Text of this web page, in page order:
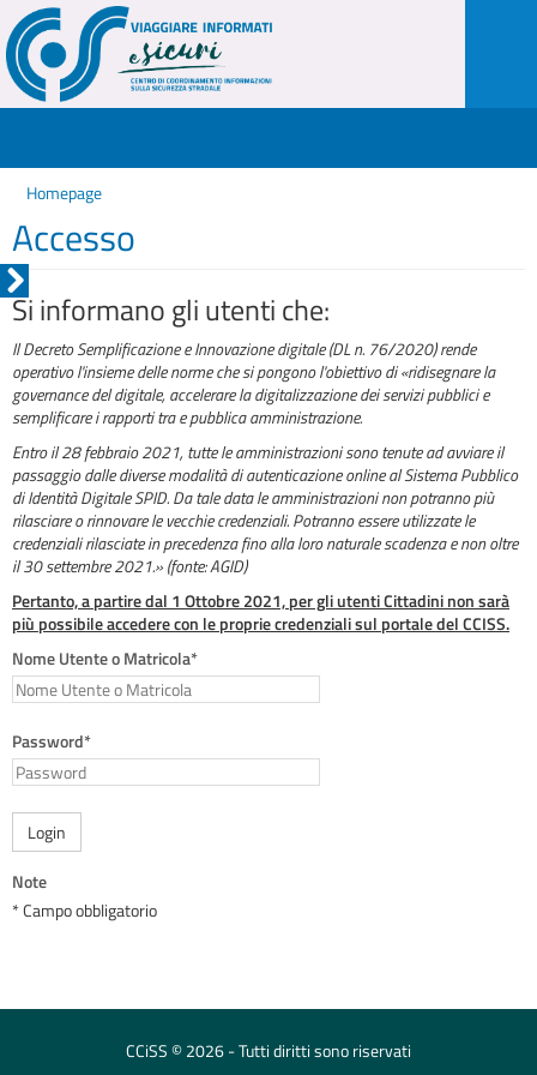
Homepage
Accesso
Si informano gli utenti che:
Il Decreto Semplificazione e Innovazione digitale (DL n. 76/2020) rende
operativo l'insieme delle norme che si pongono l'obiettivo di «ridisegnare la
governance del digitale, accelerare la digitalizzazione dei servizi pubblici e
semplificare i rapporti tra e pubblica amministrazione.
Entro il 28 febbraio 2021, tutte le amministrazioni sono tenute ad avviare il
passaggio dalle diverse modalità di autenticazione online al Sistema Pubblico
di Identità Digitale SPID. Da tale data le amministrazioni non potranno più
rilasciare o rinnovare le vecchie credenziali. Potranno essere utilizzate le
credenziali rilasciate in precedenza fino alla loro naturale scadenza e non oltre
il 30 settembre 2021.» (fonte: AGID)
Pertanto, a partire dal 1 Ottobre 2021, per gli utenti Cittadini non sarà
più possibile accedere con le proprie credenziali sul portale del CCISS.
Nome Utente o Matricola*
Password*
Login
Note
* Campo obbligatorio
CCiSS © 2026 - Tutti diritti sono riservati